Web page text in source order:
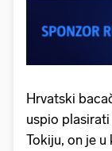
Hrvatski
uspio
Tokiju, on je